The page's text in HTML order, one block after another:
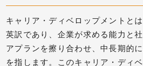
キャリア・ディベロップメントとは
英訳であり、企業が求める能力と
アプランを擦り合わせ、中長期的
を指します。このキャリア・ディ